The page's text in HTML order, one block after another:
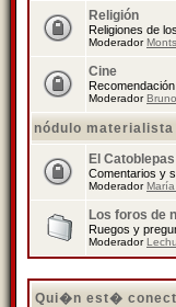
Religión
Religiones de
Moderador
Cine
Moderador
nódulo materialista
El Catoblepas
Comentarios y
Moderador
Los foros de
Ruegos y
Moderador
Qui�n est�